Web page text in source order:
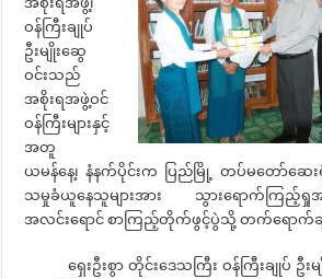
ဝန်ကြီးချုပ်
ဦးမျိုးဆွေ
ဝင်းသည်
အစိုးရအဖွဲ့ဝင်
ဝန်ကြီးများနှင့်
အတူ
ယမန်နေ့၊ နံနက်ပိုင်းက ပြည်မြို့ တပ်မတော်ဆ
သမှုခံယူနေသူများအား သွားရောက်ကြည့်ရှု
အလင်းရောင် စာကြည့်တိုက်ဖွင့်ပွဲသို့ တက်ရောက်ခ
ရှေးဦးစွာ တိုင်းဒေသကြီး ဝန်ကြီးချုပ် ဦး